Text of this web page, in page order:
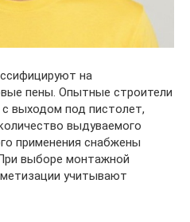
на
пены. Опытные строители
выходом под пистолет,
выдуваемого
применения снабжены
выборе монтажной
учитывают